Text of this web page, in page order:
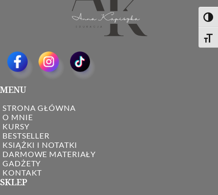
MENU
STRONA GŁÓWNA
O MNIE
KURSY
BESTSELLER
KSIĄŻKI I NOTATKI
DARMOWE MATERIAŁY
GADŻETY
KONTAKT
SKLEP